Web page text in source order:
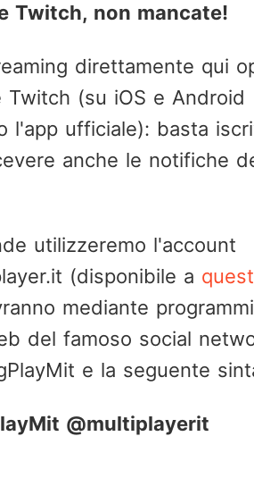
Twitch, non mancate!
direttamente qui
(su iOS e Android
l'app ufficiale): basta
anche le notifiche
utilizzeremo l'account
(disponibile a
mediante programmi
del famoso social
e la seguente
@multiplayerit